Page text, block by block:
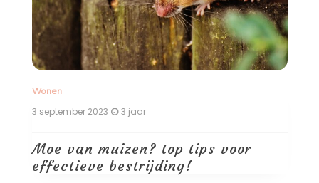
Wonen
3 september 2023 3 jaar
Moe van muizen? top tips voor
effectieve bestrijding!